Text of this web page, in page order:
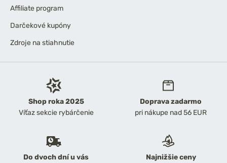
Shop roka 2025
Víťaz sekcie rybárčenie
Doprava zadarmo
pri nákupe nad 56 EUR
Do dvoch dní u vás Najnižšie ceny
Affiliate program
Darčekové kupóny
Zdroje na stiahnutie